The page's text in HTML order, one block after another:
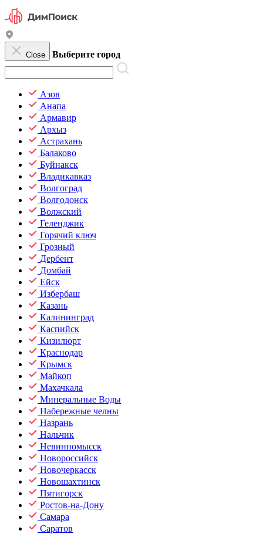
Close Выберите город
Азов
Анапа
Армавир
Архыз
Астрахань
Балаково
Буйнакск
Владикавказ
Волгоград
Волгодонск
Волжский
Геленджик
Горячий ключ
Грозный
Дербент
Домбай
Ейск
Избербаш
Казань
Калининград
Каспийск
Кизилюрт
Краснодар
Крымск
Майкоп
Махачкала
Минеральные Воды
Набережные челны
Назрань
Нальчик
Невинномысск
Новороссийск
Новочеркасск
Новошахтинск
Пятигорск
Ростов-на-Дону
Самара
Саратов